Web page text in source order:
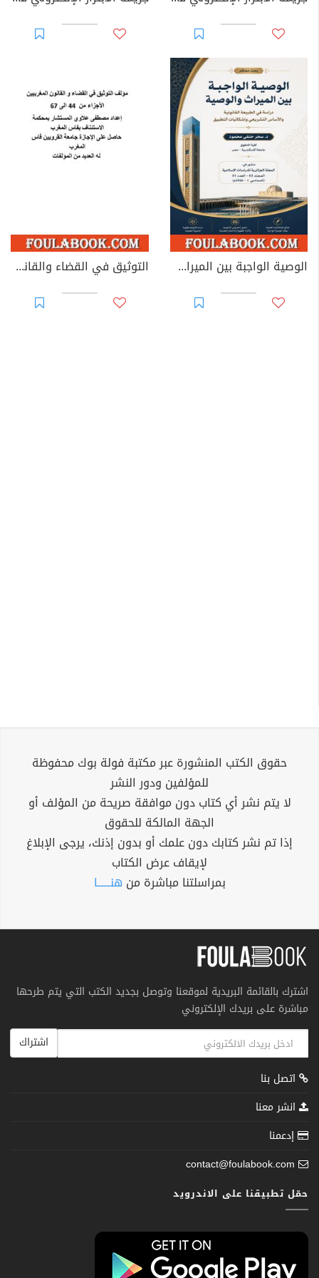
الوصية الواجبة بين الميراث والوصية: دراسة في الطبيعة القانونية والأساس التشريعي وإشكاليات التطبيق التوثيق في القضاء والقانون المغربيين - الأجزاء من 44 إلى 67
حقوق الكتب المنشورة عبر مكتبة فولة بوك محفوظة
للمؤلفين ودور النشر
لا يتم نشر أي كتاب دون موافقة صريحة من المؤلف أو
الجهة المالكة للحقوق
إذا تم نشر كتابك دون علمك أو بدون إذنك، يرجى الإبلاغ
لإيقاف عرض الكتاب
بمراسلتنا مباشرة من هنــــــا
اشترك بالقائمة البريدية لموقعنا وتوصل بجديد الكتب التي يتم طرحها
مباشرة على بريدك الإلكتروني
اشتراك
اتصل بنا
انشر معنا
إدعمنا
contact@foulabook.com
حمّل تطبيقنا على الاندرويد